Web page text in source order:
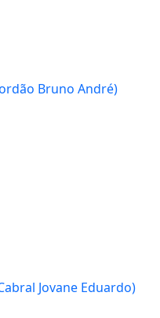
Bruno André)
Jovane Eduardo)